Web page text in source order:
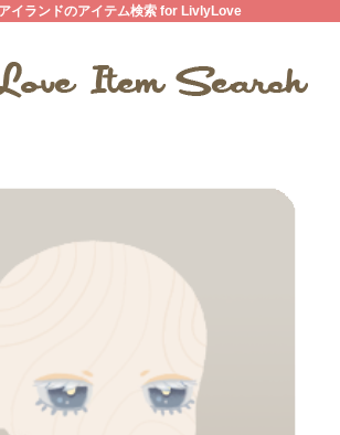
イランドのアイテム検索 for LivlyLove